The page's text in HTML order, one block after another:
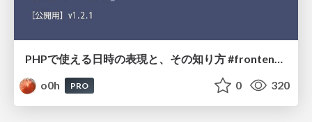
o0h
PRO 0 320